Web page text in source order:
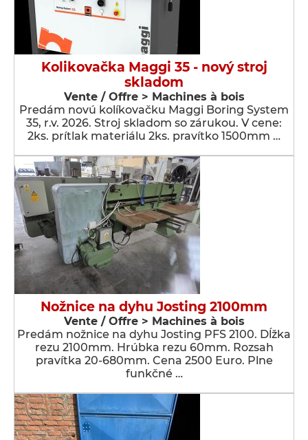
Kolikovačka Maggi 35 - nový stroj
skladom
Vente / Offre > Machines à bois
Predám novú kolíkovačku Maggi Boring System
35, r.v. 2026. Stroj skladom so zárukou. V cene:
2ks. prítlak materiálu 2ks. pravítko 1500mm …
Nožnice na dyhu Josting 2100mm
Vente / Offre > Machines à bois
Predám nožnice na dyhu Josting PFS 2100. Dĺžka
rezu 2100mm. Hrúbka rezu 60mm. Rozsah
pravítka 20-680mm. Cena 2500 Euro. Plne
funkčné …